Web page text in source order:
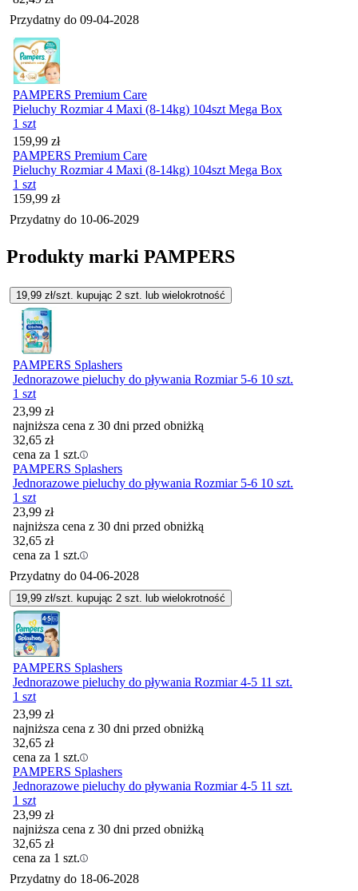
Przydatny do 09-04-2028
PAMPERS Premium Care
Pieluchy Rozmiar 4 Maxi (8-14kg) 104szt Mega Box
1 szt
Cena
159,99 zł
PAMPERS Premium Care
Pieluchy Rozmiar 4 Maxi (8-14kg) 104szt Mega Box
1 szt
Cena
159,99 zł
Przydatny do 10-06-2029
Produkty marki PAMPERS
19,99 zł/szt. kupując 2 szt. lub wielokrotność
PAMPERS Splashers
Jednorazowe pieluchy do pływania Rozmiar 5-6 10 szt.
1 szt
23,99 zł
najniższa cena z 30 dni przed obniżką
32,65 zł
cena za 1 szt.
PAMPERS Splashers
Jednorazowe pieluchy do pływania Rozmiar 5-6 10 szt.
1 szt
23,99 zł
najniższa cena z 30 dni przed obniżką
32,65 zł
cena za 1 szt.
Przydatny do 04-06-2028
19,99 zł/szt. kupując 2 szt. lub wielokrotność
PAMPERS Splashers
Jednorazowe pieluchy do pływania Rozmiar 4-5 11 szt.
1 szt
23,99 zł
najniższa cena z 30 dni przed obniżką
32,65 zł
cena za 1 szt.
PAMPERS Splashers
Jednorazowe pieluchy do pływania Rozmiar 4-5 11 szt.
1 szt
23,99 zł
najniższa cena z 30 dni przed obniżką
32,65 zł
cena za 1 szt.
Przydatny do 18-06-2028